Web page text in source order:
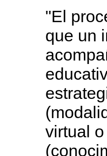
"El
que un
virtual